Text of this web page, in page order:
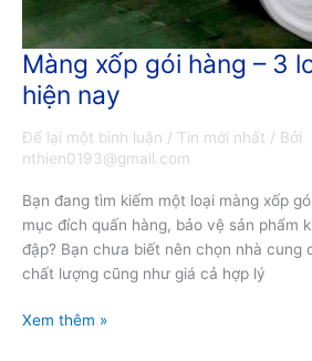
Màng xốp gói hàng – 3
hiện nay
Để lại một bình luận / Tin mới nhất / Bởi
nthien0193@gmail.com
Bạn đang tìm kiếm một loại màng xốp
mục đích quấn hàng, bảo vệ sản phẩm
đập? Bạn chưa biết nên chọn nhà cung
chất lượng cũng như giá cả hợp lý
Màng
xốp
gói
hàng
–
loại
hot
nhất
hiện
Xem thêm »